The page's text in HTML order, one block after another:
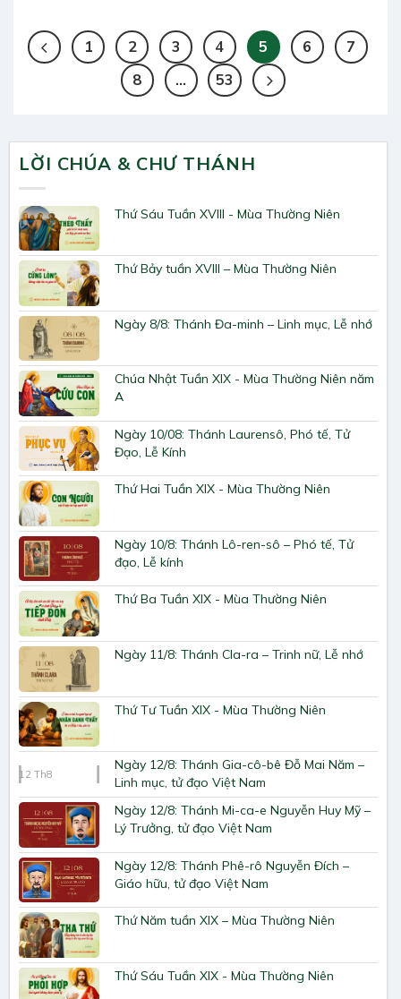
1 2 3 4 5 6
7
8
… 53
LỜI CHÚA & CHƯ THÁNH
Thứ Sáu Tuần XVIII - Mùa Thường Niên
Thứ Bảy tuần XVIII – Mùa Thường Niên
Ngày 8/8: Thánh Đa-minh – Linh mục, Lễ nhớ
Chúa Nhật Tuần XIX - Mùa Thường Niên năm
A
Ngày 10/08: Thánh Laurensô, Phó tế, Tử
Đạo, Lễ Kính
Thứ Hai Tuần XIX - Mùa Thường Niên
Ngày 10/8: Thánh Lô-ren-sô – Phó tế, Tử
đạo, Lễ kính
Thứ Ba Tuần XIX - Mùa Thường Niên
Ngày 11/8: Thánh Cla-ra – Trinh nữ, Lễ nhớ
Thứ Tư Tuần XIX - Mùa Thường Niên
12 Th8
Ngày 12/8: Thánh Gia-cô-bê Đỗ Mai Năm –
Linh mục, tử đạo Việt Nam
Ngày 12/8: Thánh Mi-ca-e Nguyễn Huy Mỹ –
Lý Trưởng, tử đạo Việt Nam
Ngày 12/8: Thánh Phê-rô Nguyễn Đích –
Giáo hữu, tử đạo Việt Nam
Thứ Năm tuần XIX – Mùa Thường Niên
Thứ Sáu Tuần XIX - Mùa Thường Niên